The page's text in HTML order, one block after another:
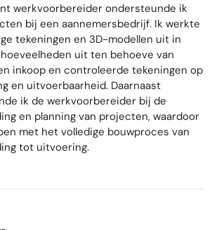
werkvoorbereider ondersteunde ik
bij een aannemersbedrijf. Ik werkte
tekeningen en 3D-modellen uit in
uit ten behoeve van
inkoop en controleerde tekeningen op
en uitvoerbaarheid. Daarnaast
ik de werkvoorbereider bij de
en planning van projecten, waardoor
met het volledige bouwproces van
tot uitvoering.